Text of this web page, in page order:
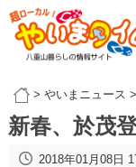
> やいまニュース >
新春、於茂
2018年01月08日